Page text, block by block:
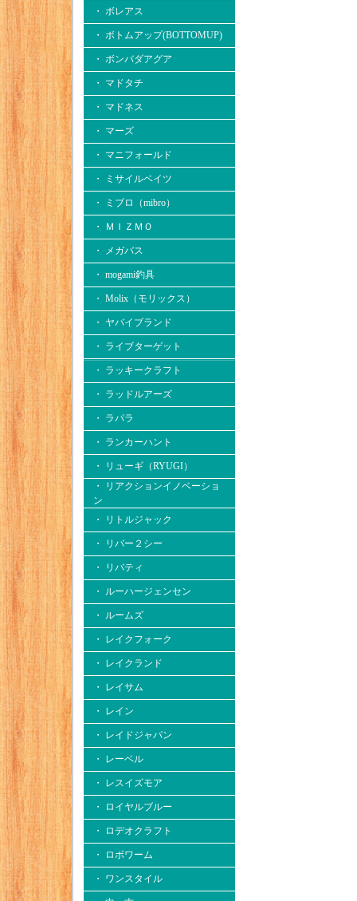
・ ボレアス
・ ボトムアップ(BOTTOMUP)
・ ボンバダアグア
・ マドタチ
・ マドネス
・ マーズ
・ マニフォールド
・ ミサイルベイツ
・ ミブロ（mibro）
・ ＭＩＺＭＯ
・ メガバス
・ mogami釣具
・ Molix（モリックス）
・ ヤバイブランド
・ ライブターゲット
・ ラッキークラフト
・ ラッドルアーズ
・ ラパラ
・ ランカーハント
・ リューギ（RYUGI）
・ リアクションイノベーショ
ン
・ リトルジャック
・ リバー２シー
・ リバティ
・ ルーハージェンセン
・ ルームズ
・ レイクフォーク
・ レイクランド
・ レイサム
・ レイン
・ レイドジャパン
・ レーベル
・ レスイズモア
・ ロイヤルブルー
・ ロデオクラフト
・ ロボワーム
・ ワンスタイル